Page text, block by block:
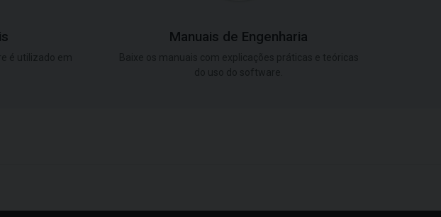
Manuais de Engenharia